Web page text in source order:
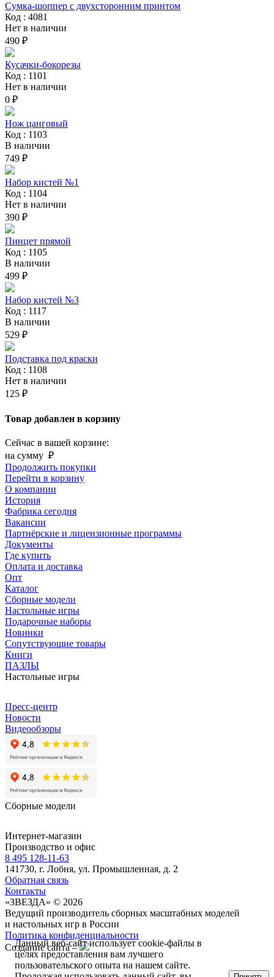
Сумка-шоппер с двухсторонним принтом
Код : 4081
Нет в наличии
490 ₽
Кусачки-бокорезы
Код : 1101
Нет в наличии
0 ₽
Нож цанговый
Код : 1103
В наличии
749 ₽
Набор кистей №1
Код : 1104
Нет в наличии
390 ₽
Пинцет прямой
Код : 1105
В наличии
499 ₽
Набор кистей №3
Код : 1117
В наличии
529 ₽
Подставка под краски
Код : 1108
Нет в наличии
125 ₽
Товар добавлен в корзину
Сейчас в вашей корзине:
на сумму ₽
Продолжить покупки
Перейти в корзину
О компании
История
Фабрика сегодня
Вакансии
Партнёрские и лицензионные программы
Документы
Где купить
Оплата и доставка
Опт
Каталог
Сборные модели
Настольные игры
Подарочные наборы
Новинки
Сопутствующие товары
Книги
ПАЗЛЫ
Настольные игры
Пресс-центр
Новости
Видеообзоры
Сборные модели
Интернет-магазин
Производство и офис
8 495 128-11-63
141730, г. Лобня, ул. Промышленная, д. 2
Обратная связь
Контакты
«ЗВЕЗДА» © 2026
Ведущий производитель сборных масштабных моделей
и настольных игр в России
Политика конфиденциальности
Создание сайта –
Данный веб-сайт использует cookie-файлы в
целях предоставления вам лучшего
пользовательского опыта на нашем сайте.